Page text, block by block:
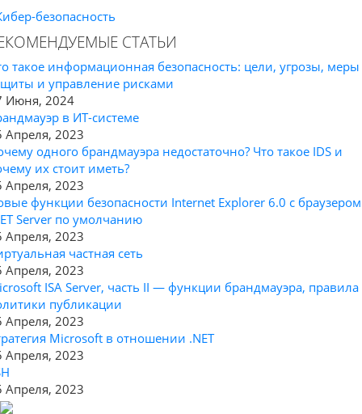
безопасность
СТАТЬИ
такое информационная безопасность: цели, угрозы, меры
и управление рисками
Июня, 2024
в ИТ-системе
Апреля, 2023
одного брандмауэра недостаточно? Что такое IDS и
их стоит иметь?
Апреля, 2023
функции безопасности Internet Explorer 6.0 с браузером
Server по умолчанию
Апреля, 2023
частная сеть
Апреля, 2023
ISA Server, часть II — функции брандмауэра, правила
публикации
Апреля, 2023
Microsoft в отношении .NET
Апреля, 2023
Апреля, 2023